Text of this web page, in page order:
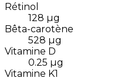
Rétinol
128 µg
Bêta-carotène
528 µg
Vitamine D
0.25 µg
Vitamine K1